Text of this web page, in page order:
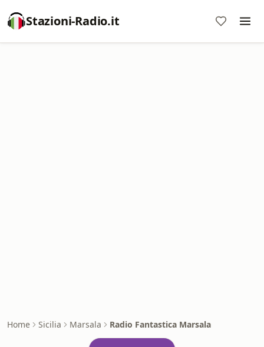
Stazioni-Radio.it
Home Sicilia Marsala Radio Fantastica Marsala